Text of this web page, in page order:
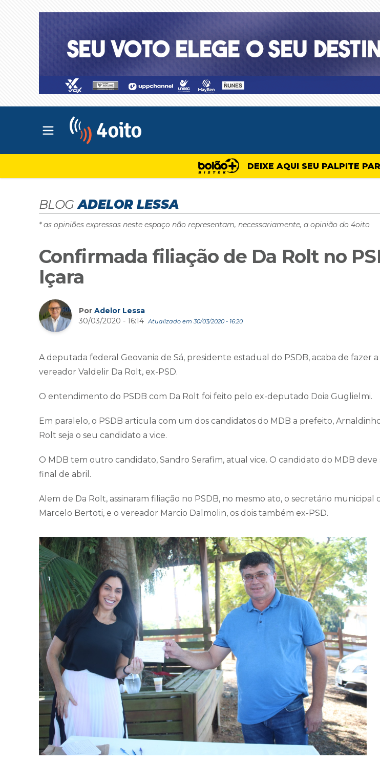
Abrir menu principal
DEIXE AQUI SEU PALPITE
BLOG ADELOR LESSA
* as opiniões expressas neste espaço não representam, necessariamente, a opinião do 4oito
Confirmada filiação de Da Rolt no
Içara
Por Adelor Lessa
30/03/2020 - 16:14 Atualizado em 30/03/2020 - 16:20
A deputada federal Geovania de Sá, presidente estadual do PSDB, acaba de fazer
vereador Valdelir Da Rolt, ex-PSD.
O entendimento do PSDB com Da Rolt foi feito pelo ex-deputado Doia Guglielmi.
Em paralelo, o PSDB articula com um dos candidatos do MDB a prefeito,
Rolt seja o seu candidato a vice.
O MDB tem outro candidato, Sandro Serafim, atual vice. O candidato do MDB
final de abril.
Alem de Da Rolt, assinaram filiação no PSDB, no mesmo ato, o secretário municipal
Marcelo Bertoti, e o vereador Marcio Dalmolin, os dois também ex-PSD.